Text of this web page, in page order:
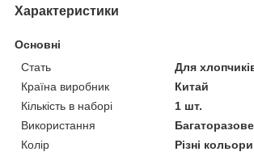
Характеристики
Основні
Стать
Для
Країна виробник
Китай
Кількість в наборі
1 шт.
Використання
Багаторазове
Колір
Різні кольори